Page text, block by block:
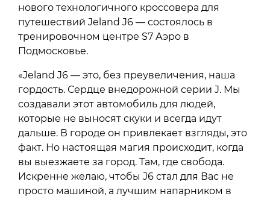
нового технологичного кроссовера для
путешествий Jeland J6 — состоялось в
тренировочном центре S7 Аэро в
Подмосковье.
«Jeland J6 — это, без преувеличения, наша
гордость. Сердце внедорожной серии J. Мы
создавали этот автомобиль для людей,
которые не выносят скуки и всегда идут
дальше. В городе он привлекает взгляды, это
факт. Но настоящая магия происходит, когда
вы выезжаете за город. Там, где свобода.
Искренне желаю, чтобы J6 стал для Вас не
просто машиной, а лучшим напарником в